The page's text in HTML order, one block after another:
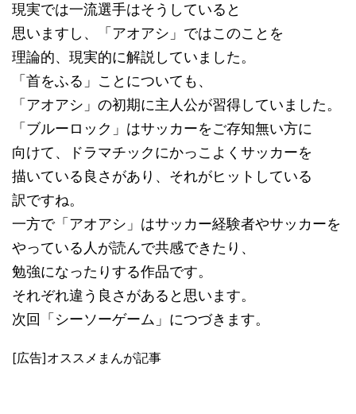
現実では一流選手はそうしていると
思いますし、「アオアシ」ではこのことを
理論的、現実的に解説していました。
「首をふる」ことについても、
「アオアシ」の初期に主人公が習得していました。
「ブルーロック」はサッカーをご存知無い方に
向けて、ドラマチックにかっこよくサッカーを
描いている良さがあり、それがヒットしている
訳ですね。
一方で「アオアシ」はサッカー経験者やサッカーを
やっている人が読んで共感できたり、
勉強になったりする作品です。
それぞれ違う良さがあると思います。
次回「シーソーゲーム」につづきます。
[広告]オススメまんが記事